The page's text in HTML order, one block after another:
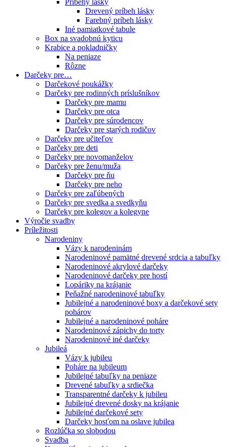
Príbehy lásky
Drevený príbeh lásky
Farebný príbeh lásky
Iné pamiatkové tabule
Box na svadobnú kyticu
Krabice a pokladničky
Na peniaze
Rôzne
Darčeky pre…
Darčekové poukážky
Darčeky pre rodinných príslušníkov
Darčeky pre mamu
Darčeky pre otca
Darčeky pre súrodencov
Darčeky pre starých rodičov
Darčeky pre učiteľov
Darčeky pre deti
Darčeky pre novomanželov
Darčeky pre ženu/muža
Darčeky pre ňu
Darčeky pre neho
Darčeky pre zaľúbených
Darčeky pre svedka a svedkyňu
Darčeky pre kolegov a kolegyne
Výročie svadby
Príležitosti
Narodeniny
Vázy k narodeninám
Narodeninové pamätné drevené srdcia a tabuľky
Narodeninové akrylové darčeky
Narodeninové darčeky pre hostí
Lopáriky na krájanie
Peňažné narodeninové tabuľky
Jubilejné a narodeninové boxy a darčekové sety
pohárov
Jubilejné a narodeninové poháre
Narodeninové zápichy do torty
Narodeninové iné darčeky
Jubileá
Vázy k jubileu
Poháre na jubileum
Jubilejné tabuľky na peniaze
Drevené tabuľky a srdiečka
Transparentné darčeky k jubileu
Jubilejné drevené dosky na krájanie
Jubilejné darčekové sety
Darčeky hosťom na oslave jubilea
Rozlúčka so slobodou
Svadba